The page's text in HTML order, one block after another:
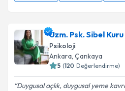
Uzm. Psk. Sibel Kuru
Psikoloji
Ankara, Çankaya
5 (120 Değerlendirme)
Duygusal açlık, duygusal yeme